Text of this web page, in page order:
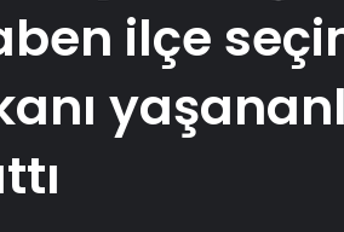
ilçe